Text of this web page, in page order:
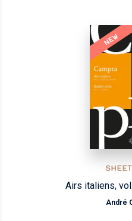
NEW
Airs italiens,
André